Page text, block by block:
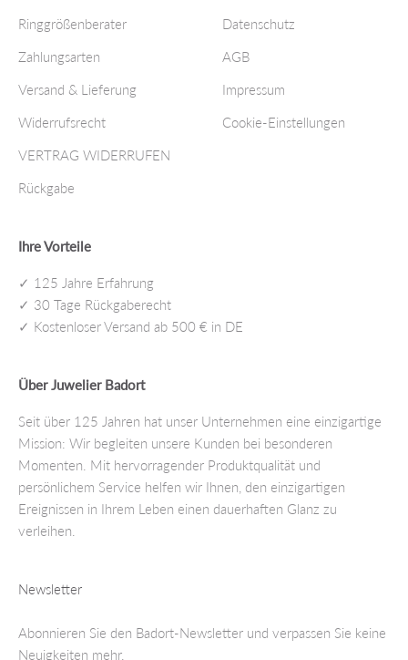
Ringgrößenberater
Zahlungsarten
Versand & Lieferung
Widerrufsrecht
VERTRAG WIDERRUFEN
Rückgabe
Datenschutz
AGB
Impressum
Cookie-Einstellungen
Ihre Vorteile
✓ 125 Jahre Erfahrung
✓ 30 Tage Rückgaberecht
✓ Kostenloser Versand ab 500 € in DE
Über Juwelier Badort
Seit über 125 Jahren hat unser Unternehmen eine einzigartige
Mission: Wir begleiten unsere Kunden bei besonderen
Momenten. Mit hervorragender Produktqualität und
persönlichem Service helfen wir Ihnen, den einzigartigen
Ereignissen in Ihrem Leben einen dauerhaften Glanz zu
verleihen.
Newsletter
Abonnieren Sie den Badort-Newsletter und verpassen Sie keine
Neuigkeiten mehr.